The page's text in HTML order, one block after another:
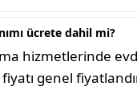
ücrete dahil mi?
hizmetlerinde
genel